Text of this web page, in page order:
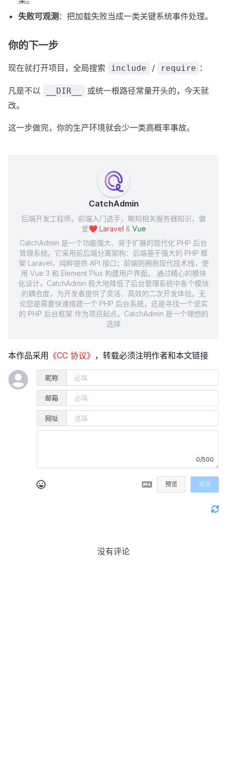
失败可观测 ：把加载失败当成一类关键系统事件处理。
你的下一步
现在就打开项目，全局搜索 include / require ：
凡是不以 __DIR__
或统一根路径常量开头的，今天就
改。
这一步做完，你的生产环境就会少一类高概率事故。
CatchAdmin
后端开发工程师，前端入门选手，略知相关服务器知识，偏
爱❤️ Laravel & Vue
CatchAdmin 是一个功能强大、易于扩展的现代化 PHP 后台
管理系统。它采用前后端分离架构：后端基于强大的 PHP 框
架 Laravel，纯粹提供 API 接口；前端则拥抱现代技术栈，使
用 Vue 3 和 Element Plus 构建用户界面。 通过精心的模块
化设计，CatchAdmin 极大地降低了后台管理系统中各个模块
的耦合度，为开发者提供了灵活、高效的二次开发体验。无
论您是需要快速搭建一个 PHP 后台系统，还是寻找一个坚实
的 PHP 后台框架 作为项目起点，CatchAdmin 是一个理想的
选择
本作品采用 《CC 协议》 ，转载必须注明作者和本文链接
昵称
邮箱
网址
0/500
预览 发送
没有评论